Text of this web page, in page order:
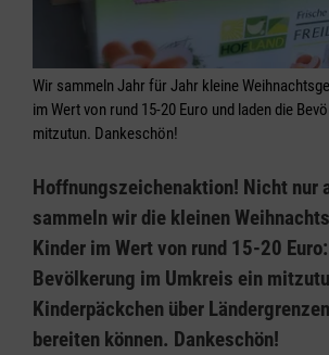
Wir sammeln Jahr für Jahr kleine
im Wert von rund 15-20 Euro und laden die
mitzutun. Dankeschön!
Hoffnungszeichenaktion! Nicht nur
sammeln wir die kleinen
Kinder im Wert von rund 15-20
Bevölkerung im Umkreis ein
Kinderpäckchen über
bereiten können. Dankeschön!